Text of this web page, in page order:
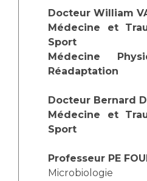
Docteur William
Médecine et
Sport
Médecine
Réadaptation
Docteur Bernard
Médecine et
Sport
Professeur PE
Microbiologie